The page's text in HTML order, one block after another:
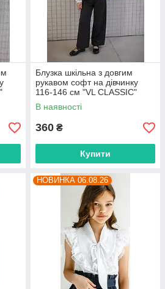
Блузка шкільна з довгим
рукавом софт на дівчинку
116-146 см "VL CLASSIC"
недорого від прямого
постачальника
В наявності
360 ₴
Купити
НОВИНКА 06.08.26